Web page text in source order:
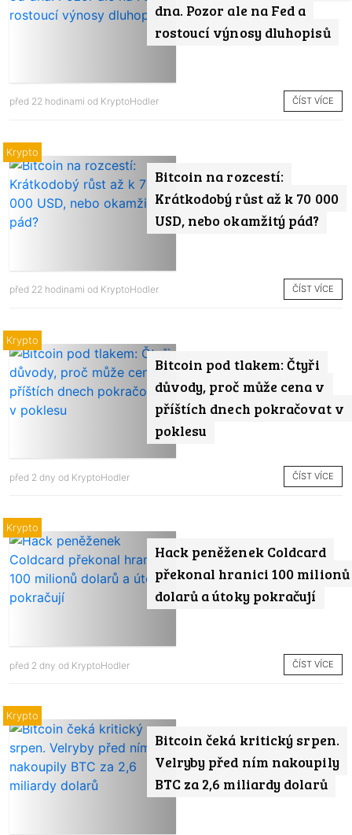
dna. Pozor ale na Fed a
rostoucí výnosy dluhopisů
před 22 hodinami od KryptoHodler ČÍST VÍCE
Bitcoin na rozcestí:
Krátkodobý růst až k 70 000
USD, nebo okamžitý pád?
Krypto
před 22 hodinami od KryptoHodler ČÍST VÍCE
Bitcoin pod tlakem: Čtyři
důvody, proč může cena v
příštích dnech pokračovat v
poklesu
Krypto
před 2 dny od KryptoHodler ČÍST VÍCE
Hack peněženek Coldcard
překonal hranici 100 milionů
dolarů a útoky pokračují
Krypto
před 2 dny od KryptoHodler ČÍST VÍCE
Bitcoin čeká kritický srpen.
Velryby před ním nakoupily
BTC za 2,6 miliardy dolarů
Krypto